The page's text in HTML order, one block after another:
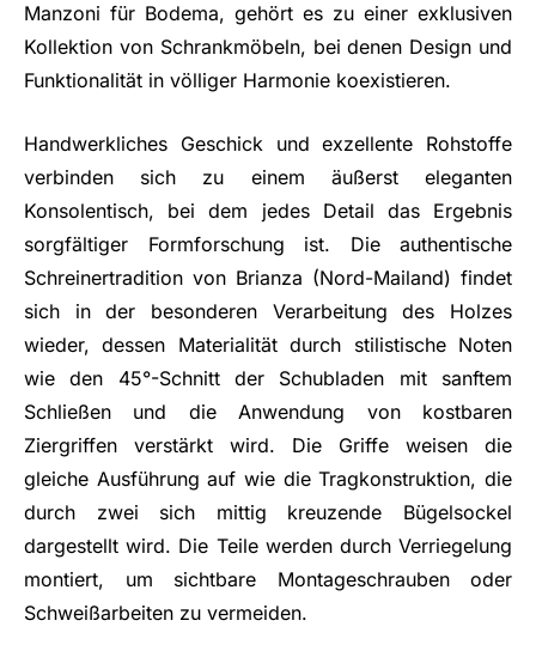
Manzoni für Bodema, gehört es zu einer exklusiven
Kollektion von Schrankmöbeln, bei denen Design und
Funktionalität in völliger Harmonie koexistieren.
Handwerkliches Geschick und exzellente Rohstoffe
verbinden sich zu einem äußerst eleganten
Konsolentisch, bei dem jedes Detail das Ergebnis
sorgfältiger Formforschung ist. Die authentische
Schreinertradition von Brianza (Nord-Mailand) findet
sich in der besonderen Verarbeitung des Holzes
wieder, dessen Materialität durch stilistische Noten
wie den 45°-Schnitt der Schubladen mit sanftem
Schließen und die Anwendung von kostbaren
Ziergriffen verstärkt wird. Die Griffe weisen die
gleiche Ausführung auf wie die Tragkonstruktion, die
durch zwei sich mittig kreuzende Bügelsockel
dargestellt wird. Die Teile werden durch Verriegelung
montiert, um sichtbare Montageschrauben oder
Schweißarbeiten zu vermeiden.